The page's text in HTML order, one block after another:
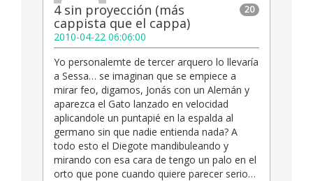
20
4 sin proyección (más
cappista que el cappa)
2010-04-22 06:06:00
Yo personalemte de tercer arquero lo llevaría
a Sessa… se imaginan que se empiece a
mirar feo, digamos, Jonás con un Alemán y
aparezca el Gato lanzado en velocidad
aplicandole un puntapié en la espalda al
germano sin que nadie entienda nada? A
todo esto el Diegote mandibuleando y
mirando con esa cara de tengo un palo en el
orto que pone cuando quiere parecer serio…